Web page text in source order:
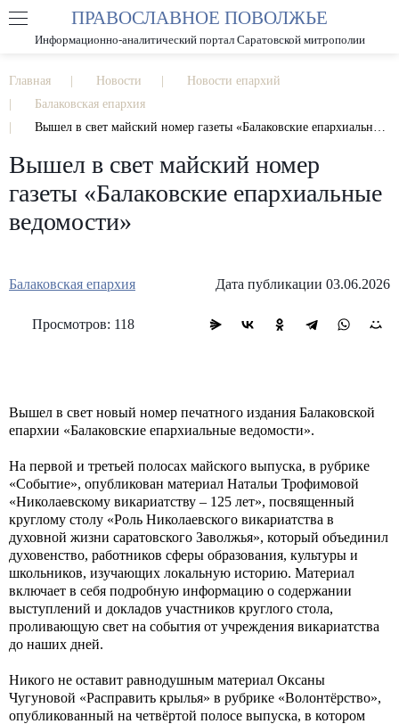
РАЗМЕР ШРИФТА А А
ПРАВОСЛАВНОЕ ПОВОЛЖЬЕ
Информационно-аналитический портал Саратовской митрополии
Главная Новости
Новости епархий
Балаковская епархия
Вышел в свет майский номер газеты «Балаковские епархиальные ведомости»
Вышел в свет майский номер
газеты «Балаковские епархиальные
ведомости»
Балаковская епархия Дата публикации 03.06.2026
Просмотров: 118
Вышел в свет новый номер печатного издания Балаковской
епархии «Балаковские епархиальные ведомости».
На первой и третьей полосах майского выпуска, в рубрике
«Событие», опубликован материал Натальи Трофимовой
«Николаевскому викариатству – 125 лет», посвященный
круглому столу «Роль Николаевского викариатства в
духовной жизни саратовского Заволжья», который объединил
духовенство, работников сферы образования, культуры и
школьников, изучающих локальную историю. Материал
включает в себя подробную информацию о содержании
выступлений и докладов участников круглого стола,
проливающую свет на события от учреждения викариатства
до наших дней.
Никого не оставит равнодушным материал Оксаны
Чугуновой «Расправить крылья» в рубрике «Волонтёрство»,
опубликованный на четвёртой полосе выпуска, в котором